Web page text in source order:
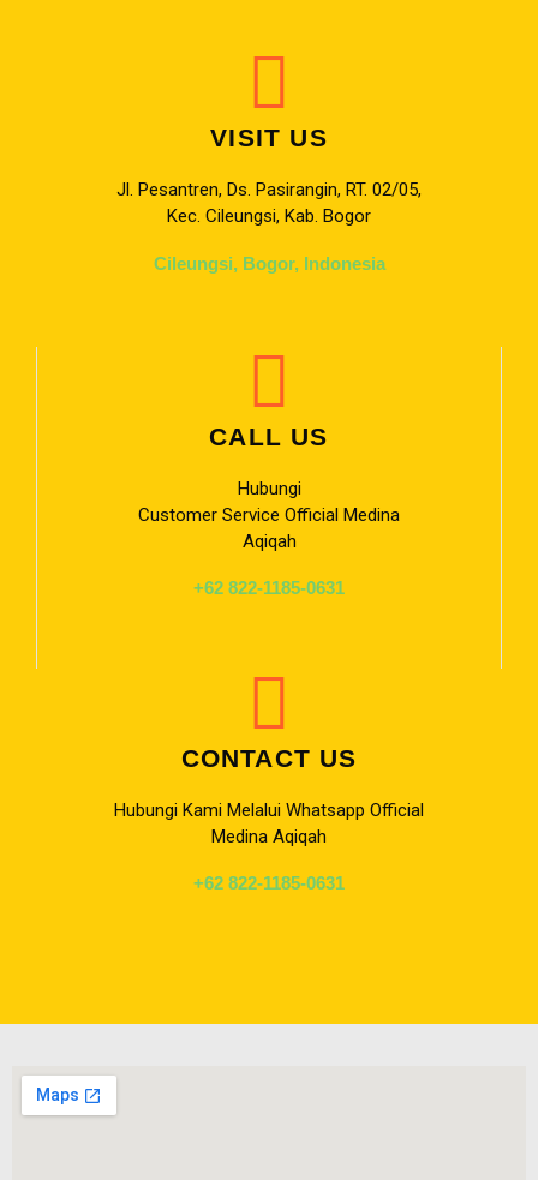
VISIT US
Jl. Pesantren, Ds. Pasirangin, RT. 02/05,
Kec. Cileungsi, Kab. Bogor
Cileungsi, Bogor, Indonesia
CALL US
Hubungi
Customer Service Official Medina
Aqiqah
+62 822-1185-0631
CONTACT US
Hubungi Kami Melalui Whatsapp Official
Medina Aqiqah
+62 822-1185-0631